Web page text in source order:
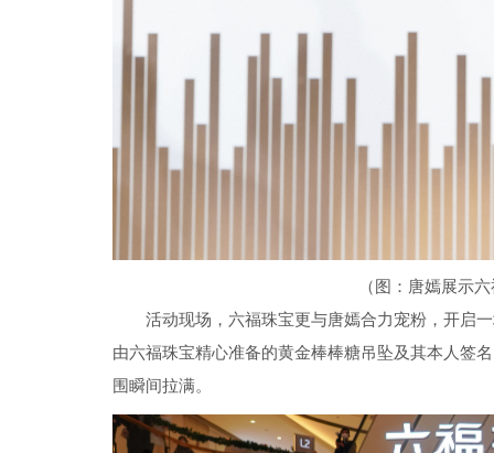
（图：唐嫣展示
活动现场，六福珠宝更与唐嫣合力宠粉，开启
由六福珠宝精心准备的黄金棒棒糖吊坠及其本人签
围瞬间拉满。